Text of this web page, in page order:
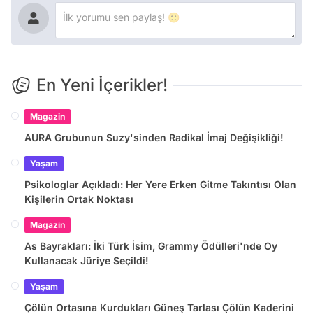
En Yeni İçerikler!
Magazin
AURA Grubunun Suzy'sinden Radikal İmaj Değişikliği!
Yaşam
Psikologlar Açıkladı: Her Yere Erken Gitme Takıntısı Olan
Kişilerin Ortak Noktası
Magazin
As Bayrakları: İki Türk İsim, Grammy Ödülleri'nde Oy
Kullanacak Jüriye Seçildi!
Yaşam
Çölün Ortasına Kurdukları Güneş Tarlası Çölün Kaderini